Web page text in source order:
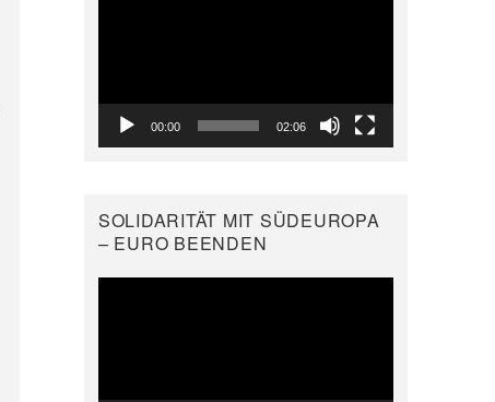
00:00 02:06
SOLIDARITÄT MIT SÜDEUROPA
– EURO BEENDEN